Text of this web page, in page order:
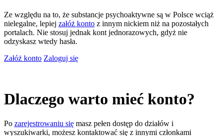
Ze względu na to, że substancje psychoaktywne są w Polsce wciąż
nielegalne, lepiej załóż konto z innym nickiem niż na pozostałych
portalach. Nie stosuj jednak kont jednorazowych, gdyż nie
odzyskasz wtedy hasła.
Załóż konto Zaloguj się
Dlaczego warto mieć konto?
Po zarejestrowaniu się masz pełen dostęp do działów i
wyszukiwarki, możesz kontaktować się z innymi członkami